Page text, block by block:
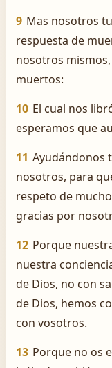
9 Mas nosotros
respuesta de
nosotros
muertos:
10 El cual nos
esperamos que
11 Ayudándonos
nosotros, para
respeto de
gracias por
12 Porque
nuestra
de Dios, no con
de Dios, hemos
con vosotros.
13 Porque no os